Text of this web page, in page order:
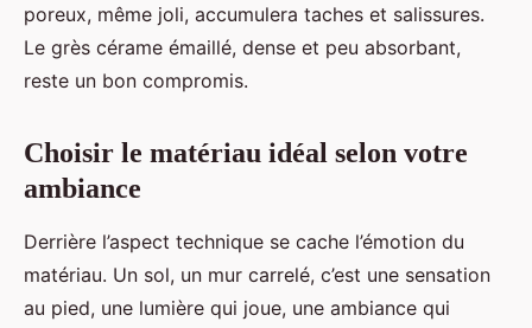
poreux, même joli, accumulera taches et salissures.
Le grès cérame émaillé, dense et peu absorbant,
reste un bon compromis.
Choisir le matériau idéal selon votre
ambiance
Derrière l’aspect technique se cache l’émotion du
matériau. Un sol, un mur carrelé, c’est une sensation
au pied, une lumière qui joue, une ambiance qui